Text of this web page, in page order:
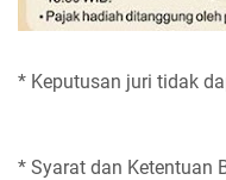
* Keputusan juri tidak
* Syarat dan Ketentuan